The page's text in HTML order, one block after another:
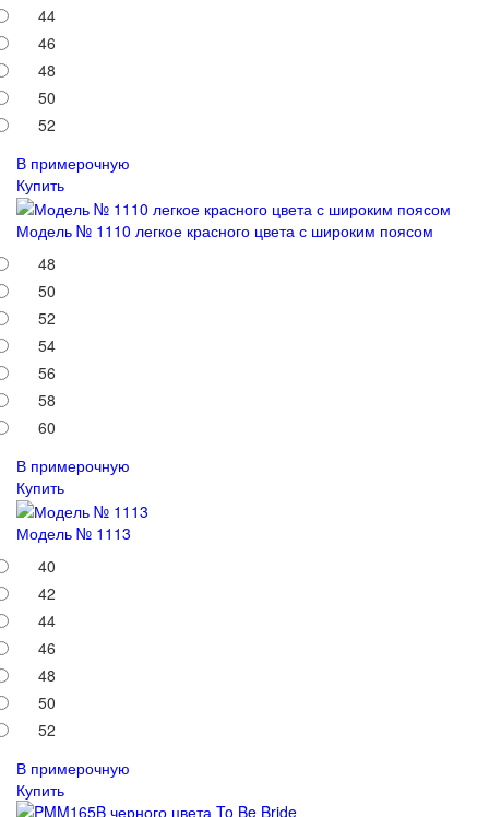
44
46
48
50
52
В примерочную
Купить
Модель № 1110 легкое красного цвета с широким поясом
48
50
52
54
56
58
60
В примерочную
Купить
Модель № 1113
40
42
44
46
48
50
52
В примерочную
Купить